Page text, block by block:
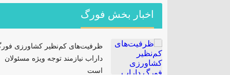
اخبار بخش فورگ
ظرفیت‌های کم‌نظیر کشاورزی
داراب نیازمند توجه ویژه مسئولان
است